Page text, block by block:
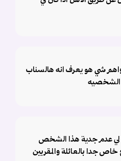
واهم شي هو يعرف انه هالسناب
الشخصيه
لي عدم جدية هذا الشخص
جدا بالعائلة والمقربين